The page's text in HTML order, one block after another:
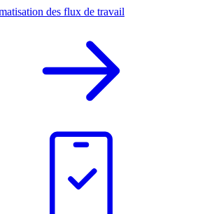
des flux de travail